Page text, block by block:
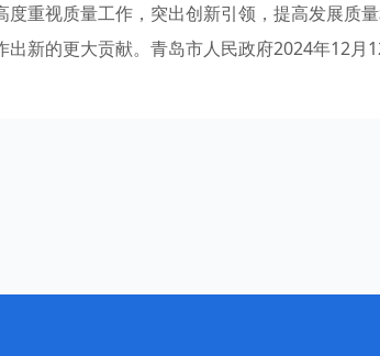
度重视质量工作，突出创新引领，提高发展质
出新的更大贡献。青岛市人民政府2024年12月